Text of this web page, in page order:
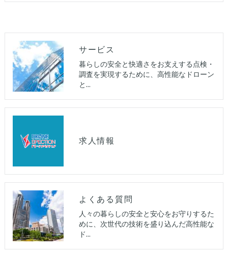
サービス
暮らしの安全と快適さをお支えする点検・
調査を実現するために、高性能なドローン
と…
求人情報
よくある質問
人々の暮らしの安全と安心をお守りするた
めに、次世代の技術を盛り込んだ高性能な
ド…